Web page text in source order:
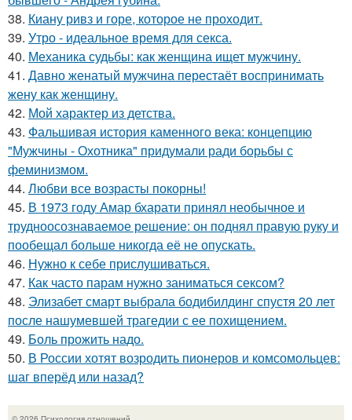
38. Киану ривз и горе, которое не проходит.
39. Утро - идеальное время для секса.
40. Механика судьбы: как женщина ищет мужчину.
41. Давно женатый мужчина перестаёт воспринимать
жену как женщину.
42. Мой характер из детства.
43. Фальшивая история каменного века: концепцию
"Мужчины - Охотника" придумали ради борьбы с
феминизмом.
44. Любви все возрасты покорны!
45. В 1973 году Амар бхарати принял необычное и
трудноосознаваемое решение: он поднял правую руку и
пообещал больше никогда её не опускать.
46. Нужно к себе прислушиваться.
47. Как часто парам нужно заниматься сексом?
48. Элизабет смарт выбрала бодибилдинг спустя 20 лет
после нашумевшей трагедии с ее похищением.
49. Боль прожить надо.
50. В России хотят возродить пионеров и комсомольцев:
шаг вперёд или назад?